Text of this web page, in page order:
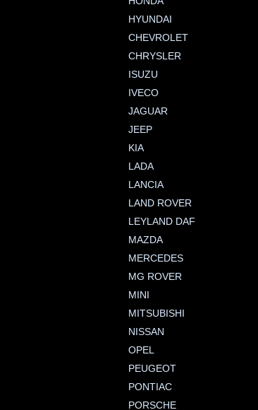
HYUNDAI
CHEVROLET
CHRYSLER
ISUZU
IVECO
JAGUAR
JEEP
KIA
LADA
LANCIA
LAND ROVER
LEYLAND DAF
MAZDA
MERCEDES
MG ROVER
MINI
MITSUBISHI
NISSAN
OPEL
PEUGEOT
PONTIAC
PORSCHE